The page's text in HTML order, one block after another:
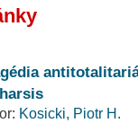
Kosicki, Piotr H.